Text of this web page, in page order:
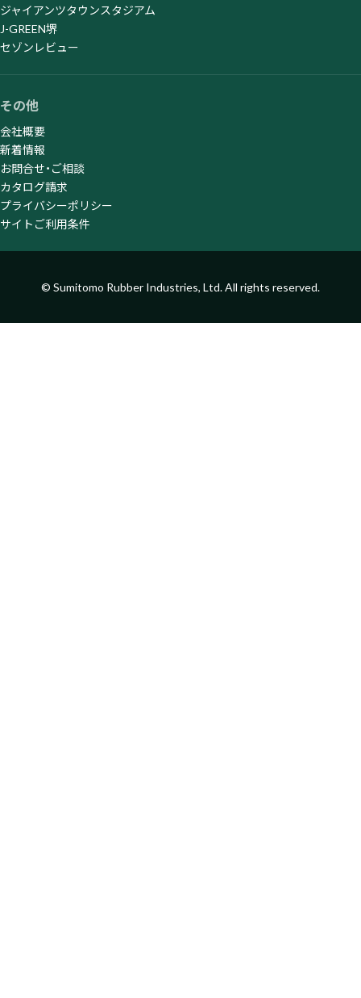
ジャイアンツタウンスタジアム
J-GREEN堺
セゾンレビュー
その他
会社概要
新着情報
お問合せ・ご相談
カタログ請求
プライバシーポリシー
サイトご利用条件
© Sumitomo Rubber Industries, Ltd. All rights reserved.